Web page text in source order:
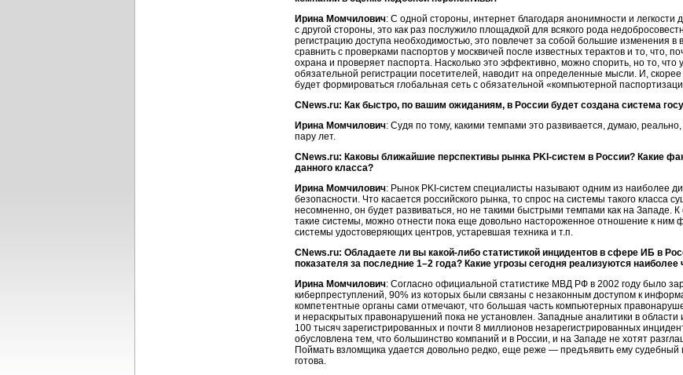
Ирина Момчилович: С одной стороны, интернет благодаря анонимности и легкости
с другой стороны, это как раз послужило площадкой для всякого рода
регистрацию доступа необходимостью, это повлечет за собой большие изменения в
сравнить с проверками паспортов у москвичей после известных терактов и то, что,
охрана и проверяет паспорта. Насколько это эффективно, можно спорить, но то, что
обязательной регистрации посетителей, наводит на определенные мысли. И,
будет формироваться глобальная сеть с обязательной «компьютерной
CNews.ru: Как быстро, по вашим ожиданиям, в России будет создана система
Ирина Момчилович: Судя по тому, какими темпами это развивается, думаю,
пару лет.
CNews.ru: Каковы ближайшие перспективы рынка PKI-систем в России? Какие
данного класса?
Ирина Момчилович: Рынок PKI-систем специалисты называют одним из наиболее
безопасности. Что касается российского рынка, то спрос на системы такого класса
несомненно, он будет развиваться, но не такими быстрыми темпами как на Западе.
такие системы, можно отнести пока еще довольно настороженное отношение к ним
системы удостоверяющих центров, устаревшая техника и т.п.
CNews.ru: Обладаете ли вы какой-либо статистикой инцидентов в сфере ИБ в
показателя за последние 1–2 года? Какие угрозы сегодня реализуются наиболее
Ирина Момчилович: Согласно официальной статистике МВД РФ в 2002 году было
киберпреступлений, 90% из которых были связаны с незаконным доступом к
компетентные органы сами отмечают, что большая часть компьютерных
и нераскрытых правонарушений пока не установлен. Западные аналитики в
100 тысяч зарегистрированных и почти 8 миллионов незарегистрированных
обусловлена тем, что большинство компаний и в России, и на Западе не хотят
Поймать взломщика удается довольно редко, еще реже — предъявить ему судебный
готова.